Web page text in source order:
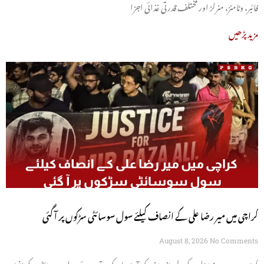
فائبر، وٹامنز، منرلز اور مختلف قدرتی غذائی اجزا
مزید پڑھیں
کراچی میں میر رضا علی کے انصاف کیلئے سول سوسائٹی سڑکوں پر آ گئی
August 8, 2026 No Comments